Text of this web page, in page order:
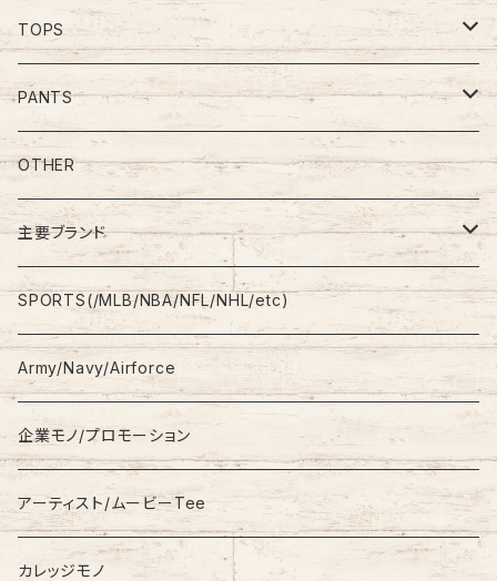
TOPS
Tee
S/L Tee
Polo Shirt
Shirt
L/S
S/S
Sweatshirt
Hoodie
Fleece
Knit/Sweater
Jacket
PANTS
Jeans/Denim
Work Pants
Shorts
OTHER
主要ブランド
adidas
Champion
Carhartt
Columbia
NAUTICA
SPORTS(/MLB/NBA/NFL/NHL/etc)
Army/Navy/Airforce
企業モノ/プロモーション
アーティスト/ムービーTee
カレッジモノ